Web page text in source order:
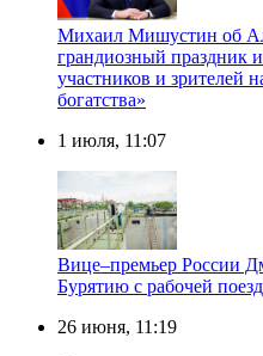
Михаил Мишустин об
грандиозный праздник
участников и зрителей
богатства»
1 июля, 11:07
Вице–премьер России
Бурятию с рабочей
26 июня, 11:19